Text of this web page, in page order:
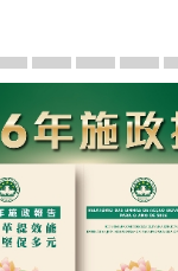
谊 续写“一国
集
长官岑浩辉11月
施政特写澳门特别行
横琴粤
施